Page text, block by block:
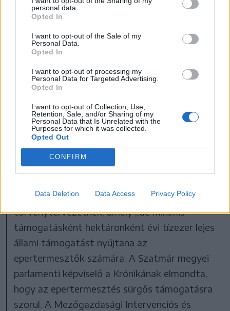
personal data.
Opted In
I want to opt-out of the Sale of my
Personal Data.
Opted In
I want to opt-out of processing my
Personal Data for Targeted Advertising.
Opted In
I want to opt-out of Collection, Use,
Retention, Sale, and/or Sharing of my
Personal Data that Is Unrelated with the
Purposes for which it was collected.
Opted Out
CONFIRM
Data Deletion Data Access Privacy Policy
szerint jó esély van arra, hogy jövőtől az
epertemesztők is kapjanak román állami
FOTÓ: FACEBOOK/MAGYAR LÓRÁND
Az epertermesztő gazdákon is a
szövetkezés segíthet
képviselő az egyik kezdeményezője annak a
törvénytervezetnek, amely ,,de minimis”
támogatásként hektáronként évi tízezer lejes
állami támogatást nyújtana az
epertermesztők számára. A Szatmár megyei
parlamenti képviselő a Krónikának elmondta,
hogy az epertermesztés sürgős támogatásra
szorul. A Mezőgazdasági Intervenciós és